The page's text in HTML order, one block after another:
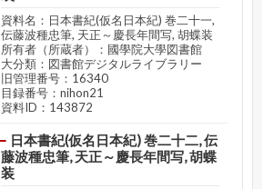
資料名：日本書紀(仮名日本紀) 巻二十一,
伝藤波種忠筆, 天正～慶長年間写, 胡蝶装
所有者（所蔵者）：國學院大學図書館
大分類：図書館デジタルライブラリー
旧管理番号：16340
目録番号：nihon21
資料ID：143872
日本書紀(仮名日本紀) 巻二十二, 伝
藤波種忠筆, 天正～慶長年間写, 胡蝶
装